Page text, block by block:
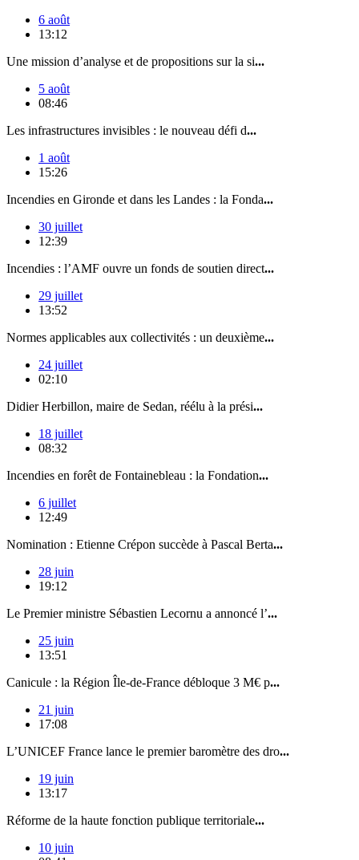
6 août
13:12
Une mission d’analyse et de propositions sur la si...
5 août
08:46
Les infrastructures invisibles : le nouveau défi d...
1 août
15:26
Incendies en Gironde et dans les Landes : la Fonda...
30 juillet
12:39
Incendies : l’AMF ouvre un fonds de soutien direct...
29 juillet
13:52
Normes applicables aux collectivités : un deuxième...
24 juillet
02:10
Didier Herbillon, maire de Sedan, réélu à la prési...
18 juillet
08:32
Incendies en forêt de Fontainebleau : la Fondation...
6 juillet
12:49
Nomination : Etienne Crépon succède à Pascal Berta...
28 juin
19:12
Le Premier ministre Sébastien Lecornu a annoncé l’...
25 juin
13:51
Canicule : la Région Île-de-France débloque 3 M€ p...
21 juin
17:08
L’UNICEF France lance le premier baromètre des dro...
19 juin
13:17
Réforme de la haute fonction publique territoriale...
10 juin